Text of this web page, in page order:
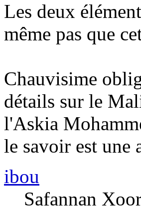
Les deux
même pas que
Chauvisime
détails sur le
l'Askia
le savoir est
ibou
Safannan